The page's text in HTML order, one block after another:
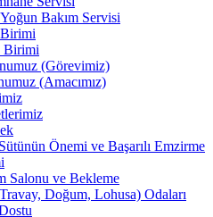
Bakım Servisi
Birimi
(Görevimiz)
(Amacımız)
Önemi ve Başarılı Emzirme
Salonu ve Bekleme
Doğum, Lohusa) Odaları